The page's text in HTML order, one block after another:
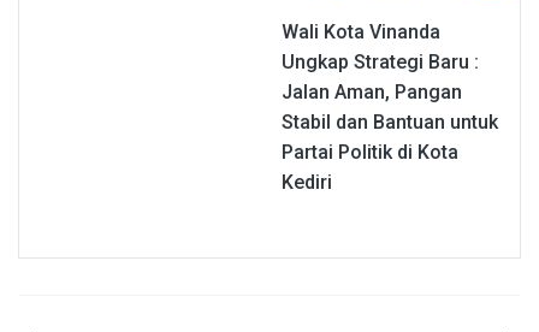
Wali Kota Vinanda
Ungkap Strategi Baru :
Jalan Aman, Pangan
Stabil dan Bantuan untuk
Partai Politik di Kota
Kediri